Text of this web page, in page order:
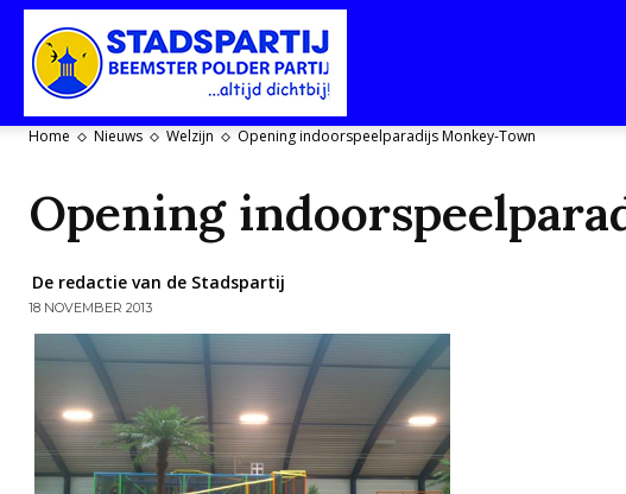
Polderpartij
Home Nieuws Welzijn Opening indoorspeelparadijs Monkey-Town
Opening
De redactie van de Stadspartij
18 NOVEMBER 2013